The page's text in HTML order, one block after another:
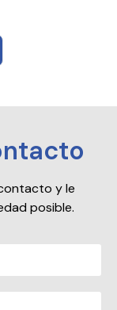
y le
posible.